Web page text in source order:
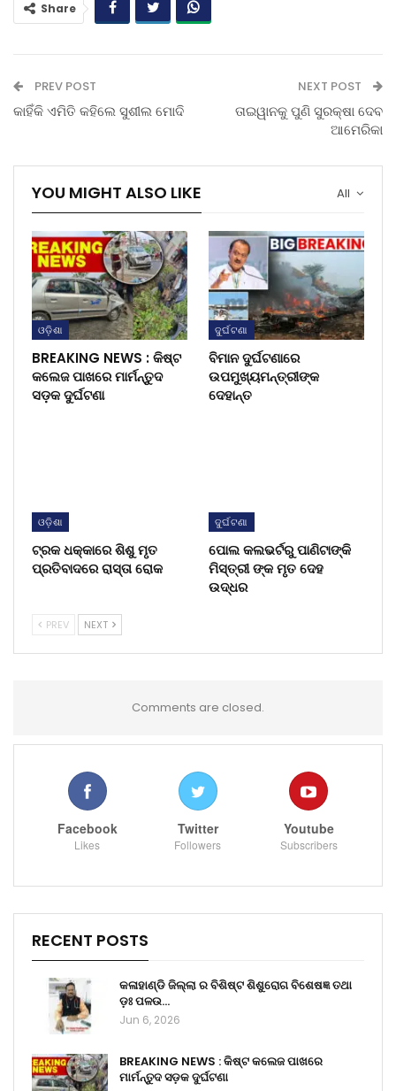
Share
PREV POST
କାହିଁକି ଏମିତି କହିଲେ ସୁଶୀଲ ମୋଦି
NEXT POST
ତାଇୱାନକୁ ପୁଣି ସୁରକ୍ଷା ଦେବ
ଆମେରିକା
All
YOU MIGHT ALSO LIKE
ଓଡ଼ିଶା
BREAKING NEWS : କିଷ୍ଟ
କଲେଜ ପାଖରେ ମାର୍ମନ୍ତୁଦ
ସଡ଼କ ଦୁର୍ଘଟଣା
ଦୁର୍ଘଟଣା
ବିମାନ ଦୁର୍ଘଟଣାରେ
ଉପମୁଖ୍ୟମନ୍ତ୍ରୀଙ୍କ
ଦେହାନ୍ତ
ଓଡ଼ିଶା
ଟ୍ରକ ଧକ୍କାରେ ଶିଶୁ ମୃତ
ପ୍ରତିବାଦରେ ରାସ୍ତା ରୋକ
ଦୁର୍ଘଟଣା
ପୋଲ କଲଭର୍ଟରୁ ପାଣିଟାଙ୍କି
ମିସ୍ତ୍ରୀ ଙ୍କ ମୃତ ଦେହ
ଉଦ୍ଧର
PREV NEXT
Comments are closed.
Facebook
Likes
Twitter
Followers
Youtube
Subscribers
RECENT POSTS
କଳାହାଣ୍ଡି ଜିଲ୍ଲା ର ବିଶିଷ୍ଟ ଶିଶୁରୋଗ ବିଶେଷଜ୍ଞ ତଥା
ଡ଼ଃ ପଳଉ…
Jun 6, 2026
BREAKING NEWS : କିଷ୍ଟ କଲେଜ ପାଖରେ
ମାର୍ମନ୍ତୁଦ ସଡ଼କ ଦୁର୍ଘଟଣା